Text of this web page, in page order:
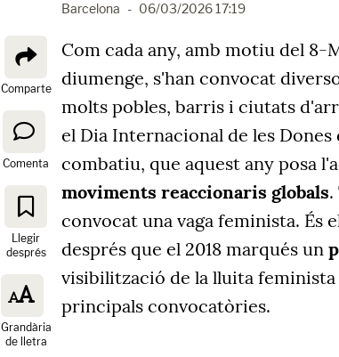
Barcelona - 06/03/2026 17:19
Comparte
Comenta
Llegir
després
Grandària
de lletra
Com cada any, amb motiu del 8-
diumenge, s'han convocat
molts pobles, barris i ciutats
el Dia Internacional de les
combatiu, que aquest any posa
moviments reaccionaris globals.
convocat una vaga feminista. És
després que el 2018 marqués un
visibilització de la lluita
principals convocatòries.